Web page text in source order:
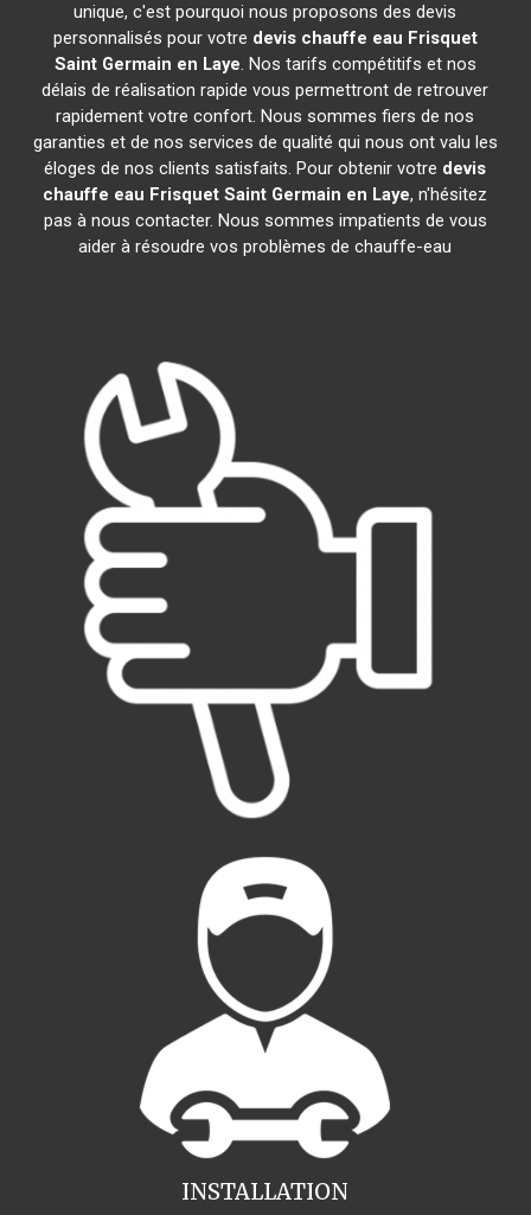
unique, c'est pourquoi nous proposons des devis
personnalisés pour votre devis chauffe eau Frisquet
Saint Germain en Laye. Nos tarifs compétitifs et nos
délais de réalisation rapide vous permettront de retrouver
rapidement votre confort. Nous sommes fiers de nos
garanties et de nos services de qualité qui nous ont valu les
éloges de nos clients satisfaits. Pour obtenir votre devis
chauffe eau Frisquet Saint Germain en Laye, n'hésitez
pas à nous contacter. Nous sommes impatients de vous
aider à résoudre vos problèmes de chauffe-eau
INSTALLATION